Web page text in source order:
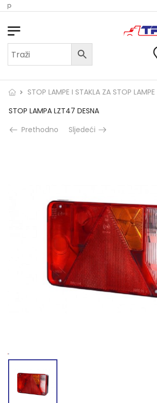
STOP LAMPE I STAKLA ZA STOP LAMPE
STOP LAMPA LZT47 DESNA
Prethodno
Sljedeći